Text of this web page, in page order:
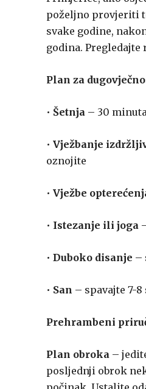
poželjno provjeriti
svake godine,
godina. Pregledajte
Plan za
• Šetnja – 30
• Vježbanje
oznojite
• Vježbe
• Istezanje ili joga
• Duboko disanje –
• San – spavajte 7-
Prehrambeni
Plan obroka –
posljednji obrok